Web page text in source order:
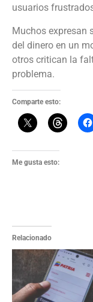
usuarios
Muchos expresan
del dinero en un
otros critican la
problema.
Comparte esto:
Me gusta esto:
Relacionado